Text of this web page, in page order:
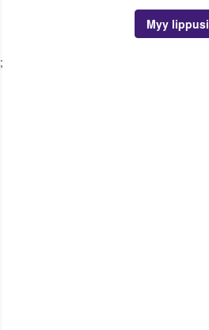
Myy lippusi
;